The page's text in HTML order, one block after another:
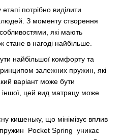
потрібно виділити
людей. З моменту створення
які мають
в нагоді найбільше.
найбільшої комфорту та
залежних пружин, які
варіант може бути
іншої, цей вид матрацу може
кишеньку, що мінімізує вплив
пружин Pocket Spring уникає